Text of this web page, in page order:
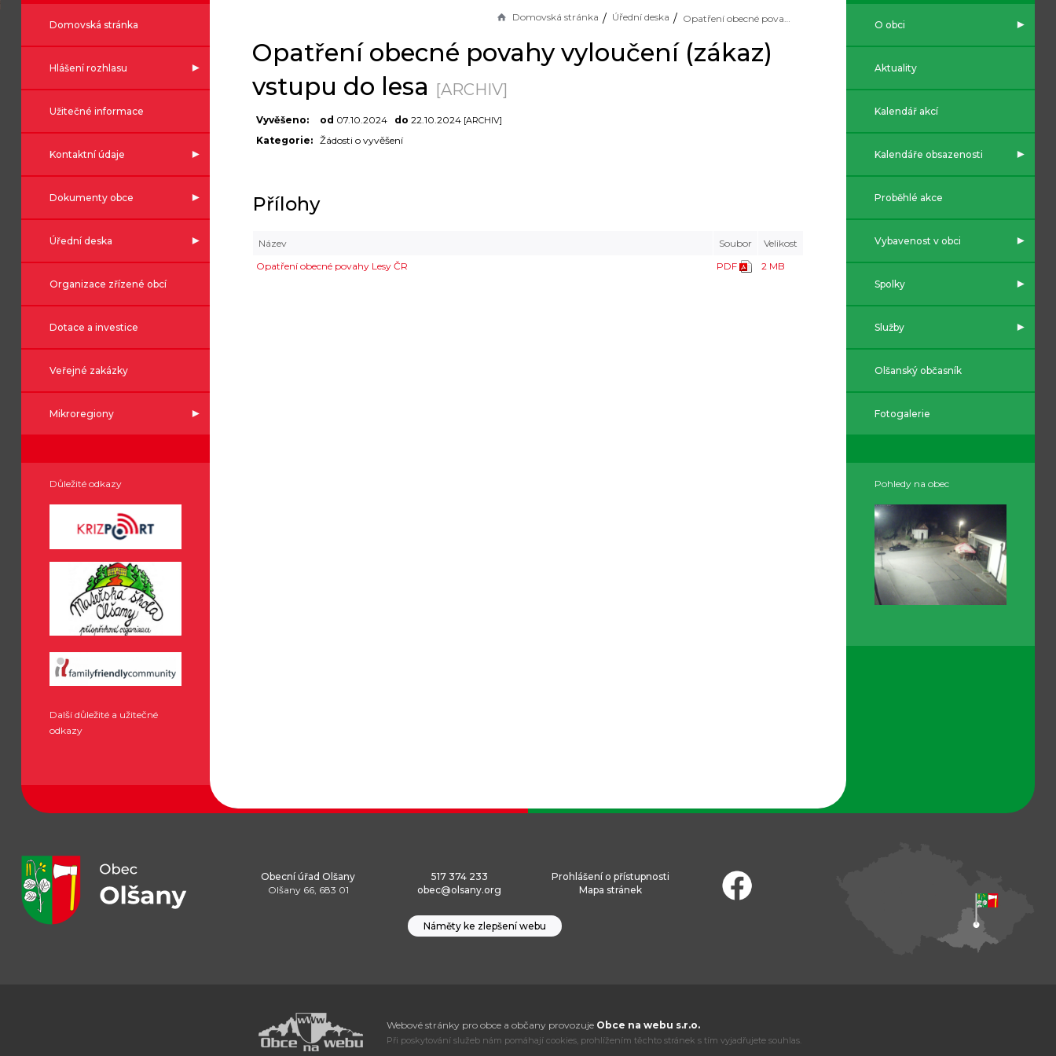
Domovská stránka
Hlášení rozhlasu
Užitečné informace
Kontaktní údaje
Dokumenty obce
Úřední deska
Organizace zřízené obcí
Dotace a investice
Veřejné zakázky
Mikroregiony
Důležité odkazy
Další důležité a užitečné
odkazy
Domovská stránka Úřední deska Opatření obecné povahy vyloučení (zákaz) vstupu do lesa
Opatření obecné povahy vyloučení (zákaz)
vstupu do lesa [ARCHIV]
Vyvěšeno: od 07.10.2024 do 22.10.2024 [ARCHIV]
Kategorie: Žádosti o vyvěšení
Přílohy
Název Soubor
Velikost
Opatření obecné povahy Lesy ČR
PDF 2 MB
O obci
Aktuality
Kalendář akcí
Kalendáře obsazenosti
Proběhlé akce
Vybavenost v obci
Spolky
Služby
Olšanský občasník
Fotogalerie
Pohledy na obec
Obecní úřad Olšany
Olšany 66, 683 01
517 374 233
obec@olsany.org
Prohlášení o přístupnosti
Mapa stránek
Náměty ke zlepšení webu
Webové stránky pro obce a občany provozuje Obce na webu s.r.o.
Při poskytování služeb nám pomáhají cookies, prohlížením těchto stránek s tím vyjadřujete souhlas.